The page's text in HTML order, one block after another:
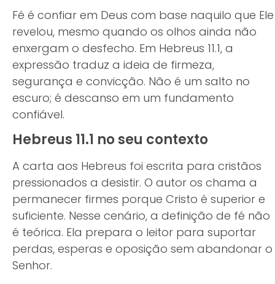
Fé é confiar em Deus com base naquilo que Ele
revelou, mesmo quando os olhos ainda não
enxergam o desfecho. Em Hebreus 11.1, a
expressão traduz a ideia de firmeza,
segurança e convicção. Não é um salto no
escuro; é descanso em um fundamento
confiável.
Hebreus 11.1 no seu contexto
A carta aos Hebreus foi escrita para cristãos
pressionados a desistir. O autor os chama a
permanecer firmes porque Cristo é superior e
suficiente. Nesse cenário, a definição de fé não
é teórica. Ela prepara o leitor para suportar
perdas, esperas e oposição sem abandonar o
Senhor.